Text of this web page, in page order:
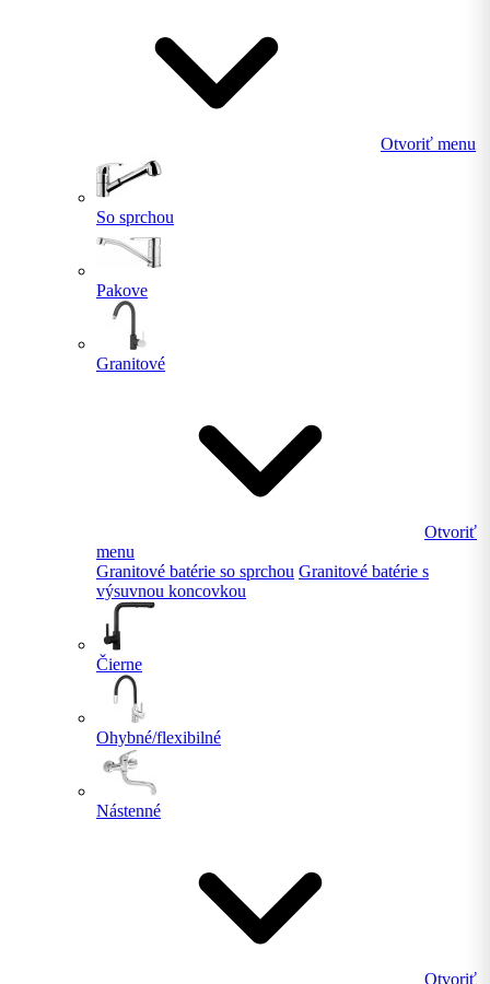
Otvoriť menu
So sprchou
Pakove
Granitové
Otvoriť
menu
Granitové batérie so sprchou Granitové batérie s
výsuvnou koncovkou
Čierne
Ohybné/flexibilné
Nástenné
Otvoriť